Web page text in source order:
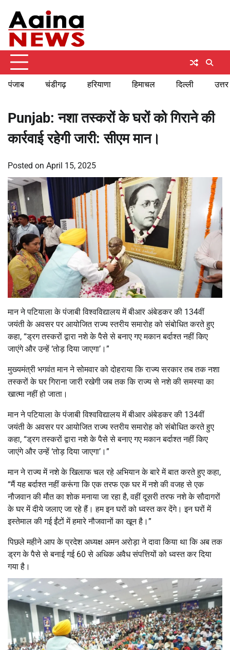
content
पंजाब चंडीगढ़ हरियाणा हिमाचल दिल्ली
Punjab: नशा तस्करों के घरों को गिराने की
कार्रवाई रहेगी जारी: सीएम मान।
Posted on April 15, 2025
मान ने पटियाला के पंजाबी विश्वविद्यालय में बीआर अंबेडकर की 134वीं
जयंती के अवसर पर आयोजित राज्य स्तरीय समारोह को संबोधित करते हुए
कहा, “ड्रग तस्करों द्वारा नशे के पैसे से बनाए गए मकान बर्दाश्त नहीं किए
जाएंगे और उन्हें ‘तोड़ दिया जाएगा’।”
मुख्यमंत्री भगवंत मान ने सोमवार को दोहराया कि राज्य सरकार तब तक नशा
तस्करों के घर गिराना जारी रखेगी जब तक कि राज्य से नशे की समस्या का
खात्मा नहीं हो जाता।
मान ने पटियाला के पंजाबी विश्वविद्यालय में बीआर अंबेडकर की 134वीं
जयंती के अवसर पर आयोजित राज्य स्तरीय समारोह को संबोधित करते हुए
कहा, “ड्रग तस्करों द्वारा नशे के पैसे से बनाए गए मकान बर्दाश्त नहीं किए
जाएंगे और उन्हें ‘तोड़ दिया जाएगा’।”
मान ने राज्य में नशे के खिलाफ चल रहे अभियान के बारे में बात करते हुए कहा,
“मैं यह बर्दाश्त नहीं करूंगा कि एक तरफ एक घर में नशे की वजह से एक
नौजवान की मौत का शोक मनाया जा रहा है, वहीं दूसरी तरफ नशे के सौदागरों
के घर में दीये जलाए जा रहे हैं। हम इन घरों को ध्वस्त कर देंगे। इन घरों में
इस्तेमाल की गई ईंटों में हमारे नौजवानों का खून है।”
पिछले महीने आप के प्रदेश अध्यक्ष अमन अरोड़ा ने दावा किया था कि अब तक
ड्रग के पैसे से बनाई गई 60 से अधिक अवैध संपत्तियों को ध्वस्त कर दिया
गया है।